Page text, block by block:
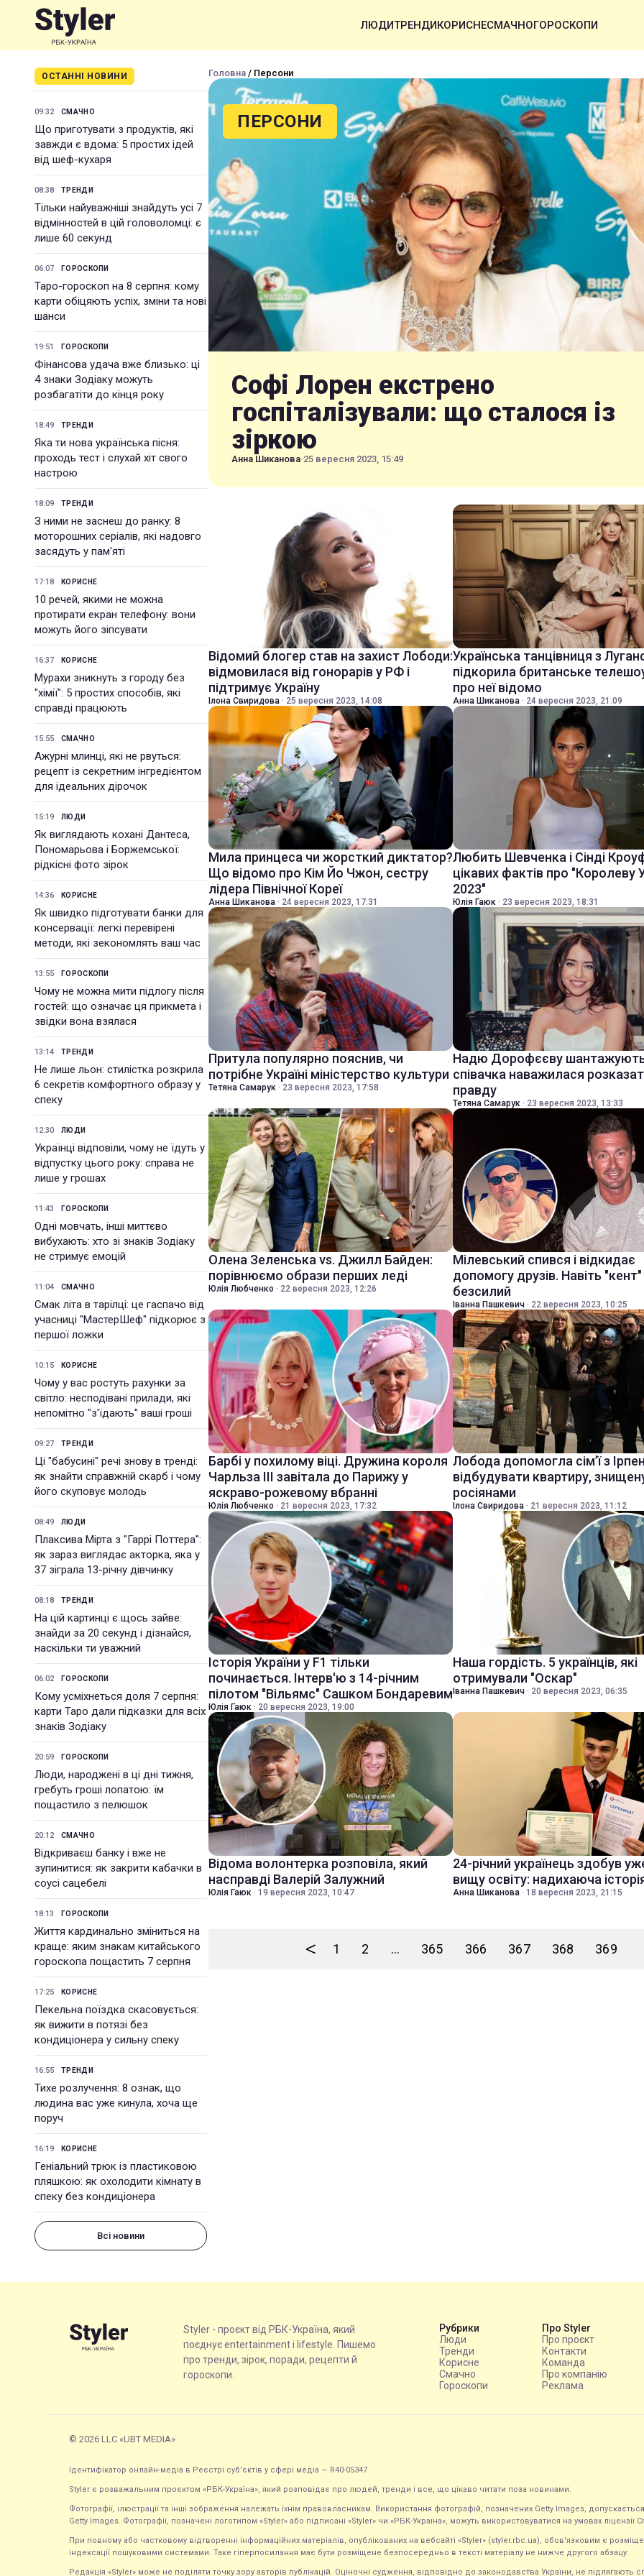
ЛЮДИТРЕНДИКОРИСНЕСМАЧНОГОРОСКОПИ
ОСТАННІ НОВИНИ
09:32 СМАЧНО
Що приготувати з продуктів, які
завжди є вдома: 5 простих ідей
від шеф-кухаря
08:38 ТРЕНДИ
Тільки найуважніші знайдуть усі 7
відмінностей в цій головоломці: є
лише 60 секунд
06:07 ГОРОСКОПИ
Таро-гороскоп на 8 серпня: кому
карти обіцяють успіх, зміни та нові
шанси
19:51 ГОРОСКОПИ
Фінансова удача вже близько: ці
4 знаки Зодіаку можуть
розбагатіти до кінця року
18:49 ТРЕНДИ
Яка ти нова українська пісня:
проходь тест і слухай хіт свого
настрою
18:09 ТРЕНДИ
З ними не заснеш до ранку: 8
моторошних серіалів, які надовго
засядуть у пам'яті
17:18 КОРИСНЕ
10 речей, якими не можна
протирати екран телефону: вони
можуть його зіпсувати
16:37 КОРИСНЕ
Мурахи зникнуть з городу без
"хімії": 5 простих способів, які
справді працюють
15:55 СМАЧНО
Ажурні млинці, які не рвуться:
рецепт із секретним інгредієнтом
для ідеальних дірочок
15:19 ЛЮДИ
Як виглядають кохані Дантеса,
Пономарьова і Боржемської:
рідкісні фото зірок
14:36 КОРИСНЕ
Як швидко підготувати банки для
консервації: легкі перевірені
методи, які зекономлять ваш час
13:55 ГОРОСКОПИ
Чому не можна мити підлогу після
гостей: що означає ця прикмета і
звідки вона взялася
13:14 ТРЕНДИ
Не лише льон: стилістка розкрила
6 секретів комфортного образу у
спеку
12:30 ЛЮДИ
Українці відповіли, чому не їдуть у
відпустку цього року: справа не
лише у грошах
11:43 ГОРОСКОПИ
Одні мовчать, інші миттєво
вибухають: хто зі знаків Зодіаку
не стримує емоцій
11:04 СМАЧНО
Смак літа в тарілці: це гаспачо від
учасниці "МастерШеф" підкорює з
першої ложки
10:15 КОРИСНЕ
Чому у вас ростуть рахунки за
світло: несподівані прилади, які
непомітно "з'їдають" ваші гроші
09:27 ТРЕНДИ
Ці "бабусині" речі знову в тренді:
як знайти справжній скарб і чому
його скуповує молодь
08:49 ЛЮДИ
Плаксива Мірта з "Гаррі Поттера":
як зараз виглядає акторка, яка у
37 зіграла 13-річну дівчинку
08:18 ТРЕНДИ
На цій картинці є щось зайве:
знайди за 20 секунд і дізнайся,
наскільки ти уважний
06:02 ГОРОСКОПИ
Кому усміхнеться доля 7 серпня:
карти Таро дали підказки для всіх
знаків Зодіаку
20:59 ГОРОСКОПИ
Люди, народжені в ці дні тижня,
гребуть гроші лопатою: їм
пощастило з пелюшок
20:12 СМАЧНО
Відкриваєш банку і вже не
зупинитися: як закрити кабачки в
соусі сацебелі
18:13 ГОРОСКОПИ
Життя кардинально зміниться на
краще: яким знакам китайського
гороскопа пощастить 7 серпня
17:25 КОРИСНЕ
Пекельна поїздка скасовується:
як вижити в потязі без
кондиціонера у сильну спеку
16:55 ТРЕНДИ
Тихе розлучення: 8 ознак, що
людина вас уже кинула, хоча ще
поруч
16:19 КОРИСНЕ
Геніальний трюк із пластиковою
пляшкою: як охолодити кімнату в
спеку без кондиціонера
Всі новини
Головна / Персони
ПЕРСОНИ
Софі Лорен екстрено
госпіталізували: що сталося із
зіркою
Анна Шиканова·25 вересня 2023, 15:49
Відомий блогер став на захист Лободи:
відмовилася від гонорарів у РФ і
підтримує Україну
Ілона Свиридова · 25 вересня 2023, 14:08
Українська танцівниця з
підкорила британське
про неї відомо
Анна Шиканова · 24 вересня 2023, 21:09
Мила принцеса чи жорсткий диктатор?
Що відомо про Кім Йо Чжон, сестру
лідера Північної Кореї
Анна Шиканова · 24 вересня 2023, 17:31
Любить Шевченка і Сінді
цікавих фактів про "Королеву
2023"
Юлія Гаюк · 23 вересня 2023, 18:31
Притула популярно пояснив, чи
потрібне Україні міністерство культури
Тетяна Самарук · 23 вересня 2023, 17:58
Надю Дорофєєву шантажують
співачка наважилася
правду
Тетяна Самарук · 23 вересня 2023, 13:33
Олена Зеленська vs. Джилл Байден:
порівнюємо образи перших леді
Юлія Любченко · 22 вересня 2023, 12:26
Мілевський спився і відкидає
допомогу друзів. Навіть "кент"
безсилий
Іванна Пашкевич · 22 вересня 2023, 10:25
Барбі у похилому віці. Дружина короля
Чарльза III завітала до Парижу у
яскраво-рожевому вбранні
Юлія Любченко · 21 вересня 2023, 17:32
Лобода допомогла сім’ї з
відбудувати квартиру,
росіянами
Ілона Свиридова · 21 вересня 2023, 11:12
Історія України у F1 тільки
починається. Інтерв'ю з 14-річним
пілотом "Вільямс" Сашком Бондаревим
Юлія Гаюк · 20 вересня 2023, 19:00
Наша гордість. 5 українців, які
отримували "Оскар"
Іванна Пашкевич · 20 вересня 2023, 06:35
Відома волонтерка розповіла, який
насправді Валерій Залужний
Юлія Гаюк · 19 вересня 2023, 10:47
24-річний українець здобув
вищу освіту: надихаюча
Анна Шиканова · 18 вересня 2023, 21:15
< 1 2 ... 365 366 367 368 369
Styler - проєкт від РБК-Україна, який
поєднує entertainment і lifestyle. Пишемо
про тренди, зірок, поради, рецепти й
гороскопи.
Рубрики
Люди
Тренди
Корисне
Смачно
Гороскопи
Про Styler
Про проєкт
Контакти
Команда
Про компанію
Реклама
© 2026 LLC «UBT MEDIA»
Ідентифікатор онлайн-медіа в Реєстрі суб’єктів у сфері медіа — R40-05347
Styler є розважальним проєктом «РБК-Україна», який розповідає про людей, тренди і все, що цікаво читати поза новинами.
Фотографії, ілюстрації та інші зображення належать їхнім правовласникам. Використання фотографій, позначених Getty Images,
Getty Images. Фотографії, позначені логотипом «Styler» або підписані «Styler» чи «РБК-Україна», можуть використовуватися на умовах
При повному або частковому відтворенні інформаційних матеріалів, опублікованих на вебсайті «Styler» (styler.rbc.ua), обов'язковим є
індексації пошуковими системами. Таке гіперпосилання має бути розміщене безпосередньо в тексті матеріалу не нижче другого абзацу.
Редакція «Styler» може не поділяти точку зору авторів публікацій. Оціночні судження, відповідно до законодавства України, не